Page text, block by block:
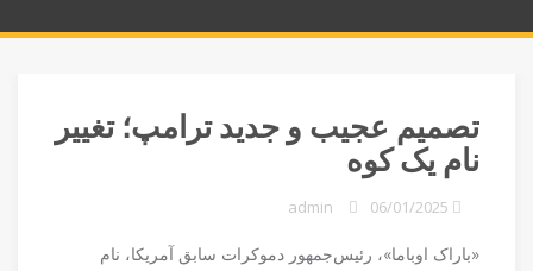
تصمیم عجیب و جدید ترامپ؛ تغییر
نام یک کوه
06/01/2025
admin
«باراک اوباما»، رئیس‌جمهور دموکرات سابق آمریکا، نام